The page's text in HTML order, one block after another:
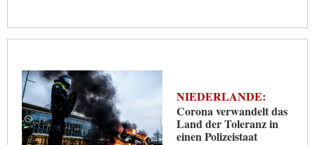
NIEDERLANDE:
Corona verwandelt das
Land der Toleranz in
einen Polizeistaat